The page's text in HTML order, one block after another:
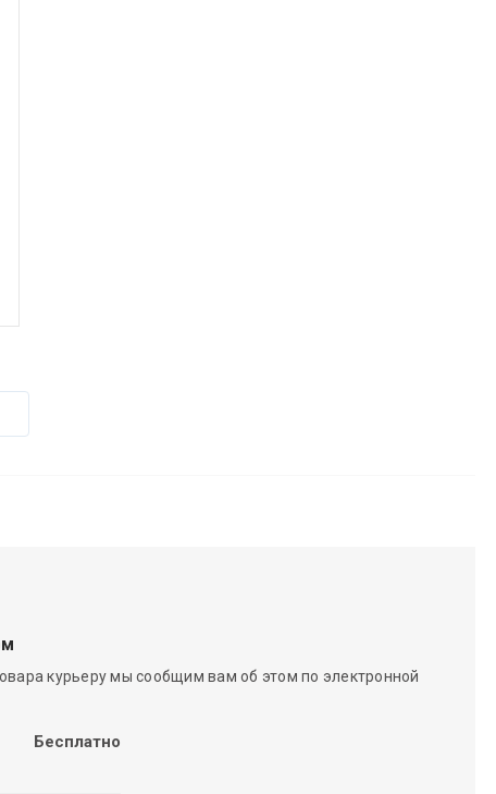
курьеру мы сообщим вам об этом по электронной
Бесплатно